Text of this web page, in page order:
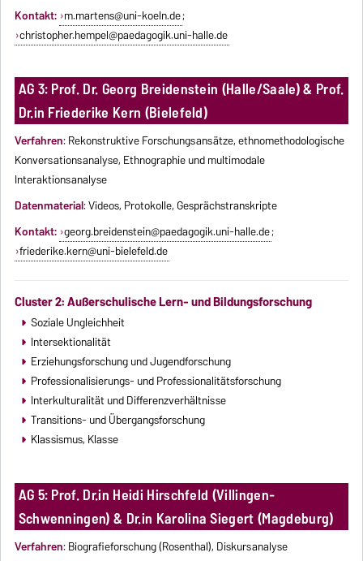
Kontakt: m.martens@uni-koeln.de;
christopher.hempel@paedagogik.uni-halle.de
AG 3: Prof. Dr. Georg Breidenstein (Halle/Saale) & Prof.
Dr.in Friederike Kern (Bielefeld)
Verfahren: Rekonstruktive Forschungsansätze, ethnomethodologische
Konversationsanalyse, Ethnographie und multimodale
Interaktionsanalyse
Datenmaterial: Videos, Protokolle, Gesprächstranskripte
Kontakt: georg.breidenstein@paedagogik.uni-halle.de;
friederike.kern@uni-bielefeld.de
Cluster 2: Außerschulische Lern- und Bildungsforschung
Soziale Ungleichheit
Intersektionalität
Erziehungsforschung und Jugendforschung
Professionalisierungs- und Professionalitätsforschung
Interkulturalität und Differenzverhältnisse
Transitions- und Übergangsforschung
Klassismus, Klasse
AG 5: Prof. Dr.in Heidi Hirschfeld (Villingen-
Schwenningen) & Dr.in Karolina Siegert (Magdeburg)
Verfahren: Biografieforschung (Rosenthal), Diskursanalyse